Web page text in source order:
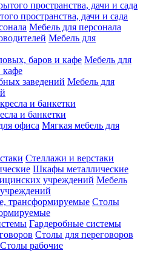
пространства, дачи и сада
Мебель для персонала
Мебель для
Мебель для
кафе
Мебель для
и банкетки
Мягкая мебель для
Стеллажи и верстаки
Шкафы металлические
Мебель
Столы
Гардеробные системы
Столы для переговоров
Столы рабочие